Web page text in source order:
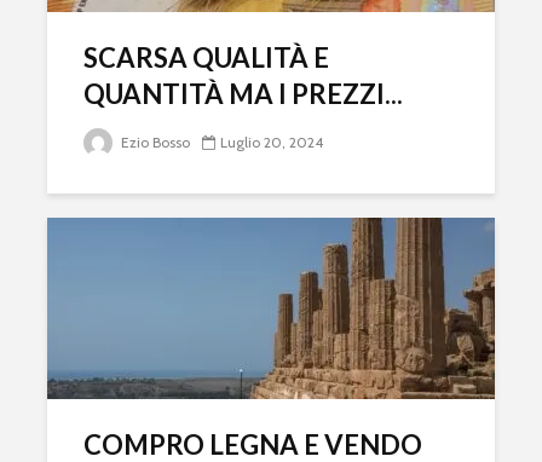
SCARSA QUALITÀ E
QUANTITÀ MA I PREZZI...
Ezio Bosso Luglio 20, 2024
COMPRO LEGNA E VENDO